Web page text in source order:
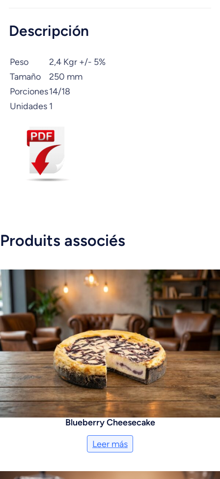
Descripción
Peso
2,4 Kgr +/- 5%
Tamaño
250 mm
Porciones14/18
Unidades 1
Produits associés
Blueberry Cheesecake
Leer más